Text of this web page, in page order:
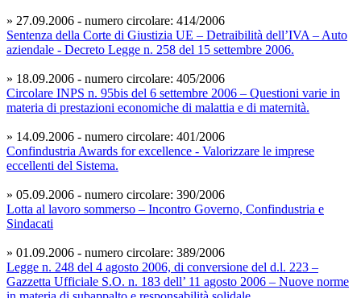
» 27.09.2006 - numero circolare: 414/2006
Sentenza della Corte di Giustizia UE – Detraibilità dell’IVA – Auto
aziendale - Decreto Legge n. 258 del 15 settembre 2006.
» 18.09.2006 - numero circolare: 405/2006
Circolare INPS n. 95bis del 6 settembre 2006 – Questioni varie in
materia di prestazioni economiche di malattia e di maternità.
» 14.09.2006 - numero circolare: 401/2006
Confindustria Awards for excellence - Valorizzare le imprese
eccellenti del Sistema.
» 05.09.2006 - numero circolare: 390/2006
Lotta al lavoro sommerso – Incontro Governo, Confindustria e
Sindacati
» 01.09.2006 - numero circolare: 389/2006
Legge n. 248 del 4 agosto 2006, di conversione del d.l. 223 –
Gazzetta Ufficiale S.O. n. 183 dell’ 11 agosto 2006 – Nuove norme